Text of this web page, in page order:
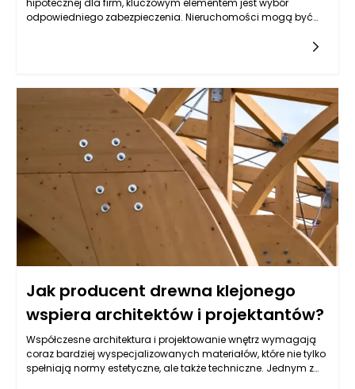
hipotecznej dla firm, kluczowym elementem jest wybór
odpowiedniego zabezpieczenia. Nieruchomości mogą być
wykorzystywania w kontekście uzyskiwania pożyczek.
Kluczowym czynnikiem jest ich wartość rynkowa,
przyszłościowe możliwości zysku oraz rodzaj biznesu, który
przedsiębiorca prowadzi.
Jak producent drewna klejonego
wspiera architektów i projektantów?
Współczesne architektura i projektowanie wnętrz wymagają
coraz bardziej wyspecjalizowanych materiałów, które nie tylko
spełniają normy estetyczne, ale także techniczne. Jednym z